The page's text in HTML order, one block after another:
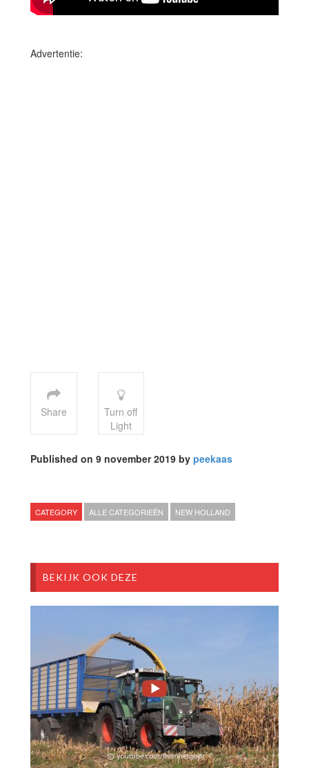
Advertentie:
Share
Turn off
Light
Published on 9 november 2019 by peekaas
CATEGORY ALLE CATEGORIEËN NEW HOLLAND
BEKIJK OOK DEZE